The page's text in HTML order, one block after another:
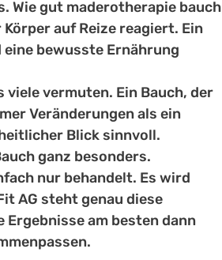
Wie gut maderotherapie bauch
auf Reize reagiert. Ein
bewusste Ernährung
viele vermuten. Ein Bauch, der
Veränderungen als ein
Blick sinnvoll.
ganz besonders.
nur behandelt. Es wird
AG steht genau diese
am besten dann